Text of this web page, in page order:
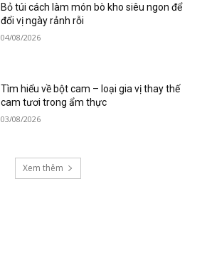
Bỏ túi cách làm món bò kho siêu ngon để
đổi vị ngày rảnh rỗi
04/08/2026
Tìm hiểu về bột cam – loại gia vị thay thế
cam tươi trong ẩm thực
03/08/2026
Xem thêm